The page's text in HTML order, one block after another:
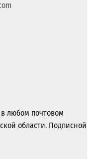
в любом почтовом
области. Подписной